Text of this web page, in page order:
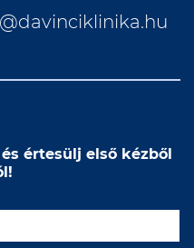
értesülj első kézből